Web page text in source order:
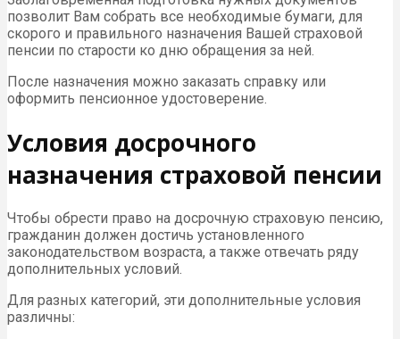
позволит Вам собрать все необходимые бумаги, для
скорого и правильного назначения Вашей страховой
пенсии по старости ко дню обращения за ней.
После назначения можно заказать справку или
оформить пенсионное удостоверение.
Условия досрочного
назначения страховой пенсии
Чтобы обрести право на досрочную страховую пенсию,
гражданин должен достичь установленного
законодательством возраста, а также отвечать ряду
дополнительных условий.
Для разных категорий, эти дополнительные условия
различны: